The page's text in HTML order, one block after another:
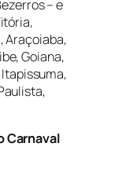
– e
Araçoiaba,
Goiana,
Carnaval